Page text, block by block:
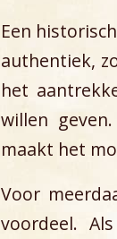
Een
authentiek,
het
willen
maakt het
Voor
voordeel.